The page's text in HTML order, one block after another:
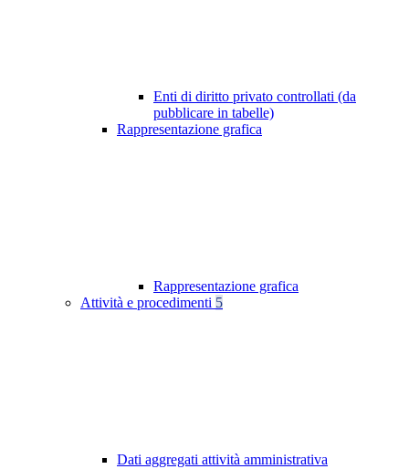
Enti di diritto privato controllati (da
pubblicare in tabelle)
Rappresentazione grafica
Rappresentazione grafica
Attività e procedimenti 5
Dati aggregati attività amministrativa